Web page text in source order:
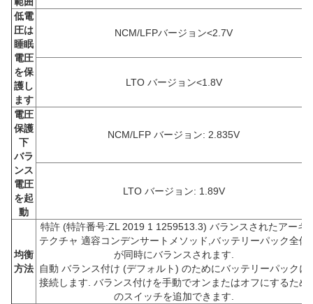
低電
圧は
睡眠
電圧
を保
護し
ます
NCM/LFPバージョン<2.7V
LTO バージョン<1.8V
電圧
保護
下
バラ
ンス
電圧
を起
動
NCM/LFP バージョン: 2.835V
LTO バージョン: 1.89V
均衡
方法
特許 (特許番号:ZL 2019 1 1259513.3) バランスされたアーキ
テクチャ 適容コンデンサートメソッド,バッテリーパック全体
が同時にバランスされます.
自動 バランス付け (デフォルト) のためにバッテリーパックに
接続します. バランス付けを手動でオンまたはオフにするため
のスイッチを追加できます.